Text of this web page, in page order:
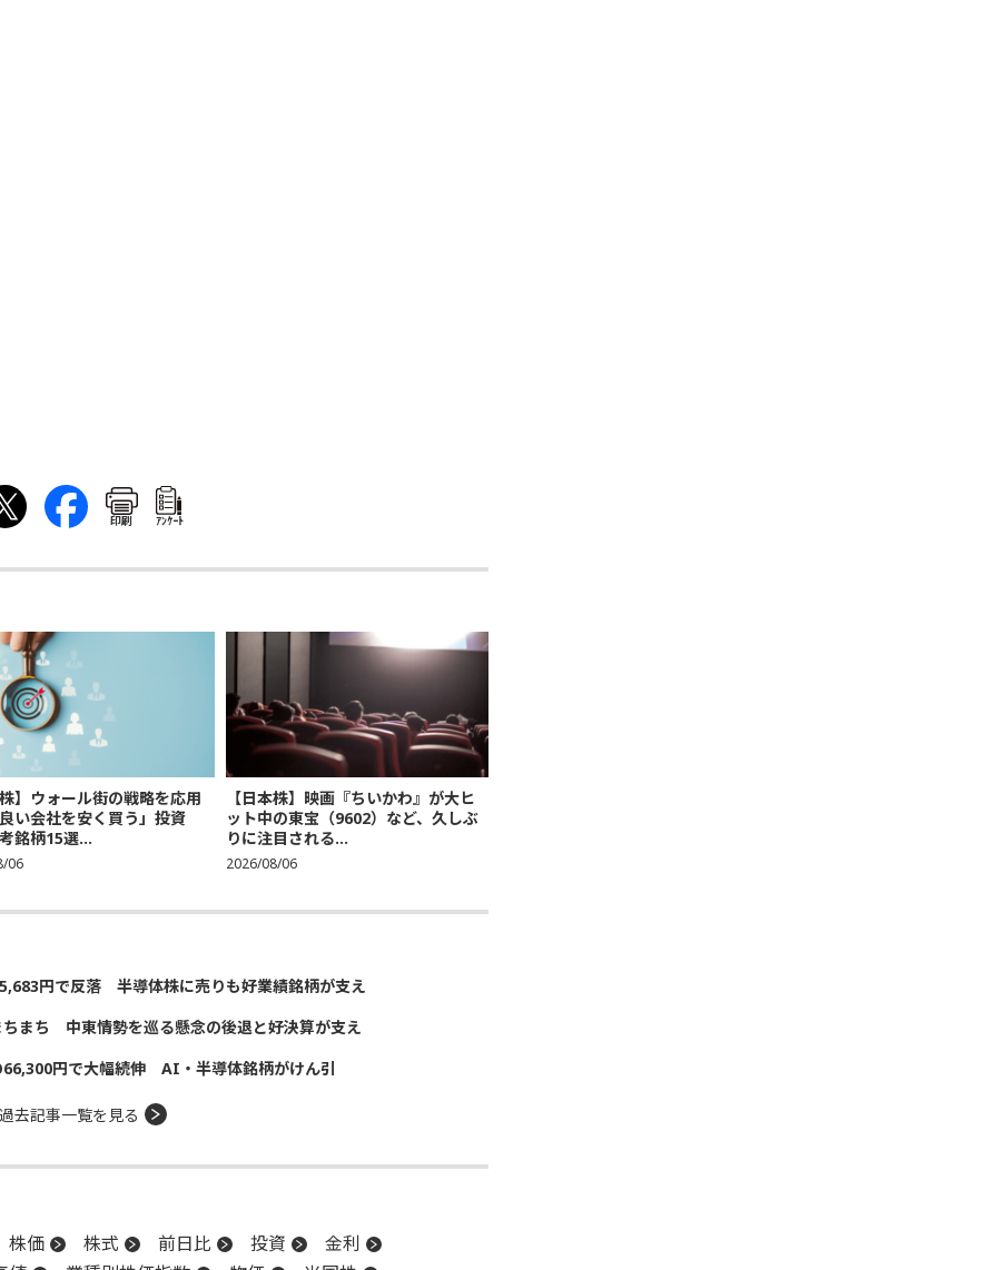
印刷 ｱﾝｹｰﾄ
】ウォール街の戦略を応用
い会社を安く買う」投資
銘柄15選...
06
【日本株】映画『ちいかわ』が大ヒ
ット中の東宝（9602）など、久しぶ
りに注目される...
2026/08/06
円で反落 半導体株に売りも好業績銘柄が支え
まち 中東情勢を巡る懸念の後退と好決算が支え
円で大幅続伸 AI・半導体銘柄がけん引
過去記事一覧を見る
株価 株式 前日比 投資
金利